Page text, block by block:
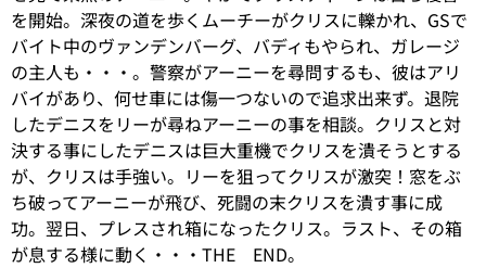
を開始。深夜の道を歩くムーチーがクリスに轢かれ、GSで
バイト中のヴァンデンバーグ、バディもやられ、ガレージ
の主人も・・・。警察がアーニーを尋問するも、彼はアリ
バイがあり、何せ車には傷一つないので追求出来ず。退院
したデニスをリーが尋ねアーニーの事を相談。クリスと対
決する事にしたデニスは巨大重機でクリスを潰そうとする
が、クリスは手強い。リーを狙ってクリスが激突！窓をぶ
ち破ってアーニーが飛び、死闘の末クリスを潰す事に成
功。翌日、プレスされ箱になったクリス。ラスト、その箱
が息する様に動く・・・THE END。